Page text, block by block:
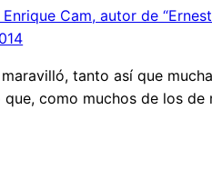
Cam, autor de
tanto así que
que, como muchos de los